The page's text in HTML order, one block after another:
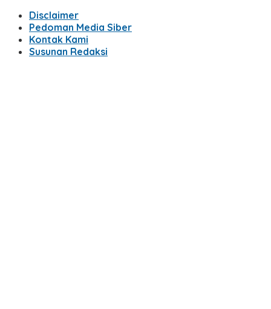
Disclaimer
Pedoman Media Siber
Kontak Kami
Susunan Redaksi